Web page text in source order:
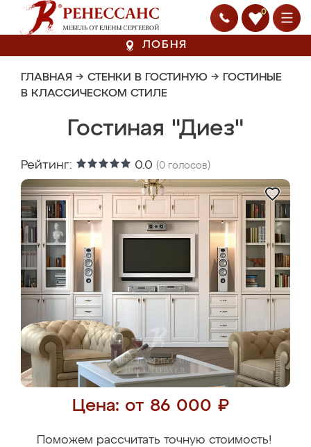
0
ЛОБНЯ
ГЛАВНАЯ → СТЕНКИ В ГОСТИНУЮ → ГОСТИНЫЕ
В КЛАССИЧЕСКОМ СТИЛЕ
Гостиная "Диез"
Рейтинг: 0.0 (0 голосов)
Цена: от 86 000 ₽
Поможем рассчитать точную стоимость!